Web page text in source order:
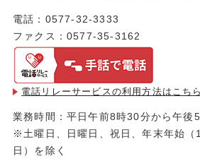
電話：0577-32-3333
ファクス：0577-35-3162
電話リレーサービスの利用方法は こち
業務時間：平日午前8時30分から午後
※土曜日、日曜日、祝日、年末年始（
日）を除く